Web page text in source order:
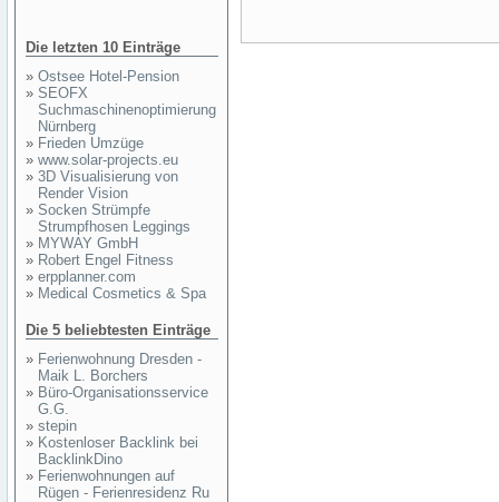
Die letzten 10 Einträge
» Ostsee Hotel-Pension
» SEOFX
Suchmaschinenoptimierung
Nürnberg
» Frieden Umzüge
» www.solar-projects.eu
» 3D Visualisierung von
Render Vision
» Socken Strümpfe
Strumpfhosen Leggings
» MYWAY GmbH
» Robert Engel Fitness
» erpplanner.com
» Medical Cosmetics & Spa
Die 5 beliebtesten Einträge
» Ferienwohnung Dresden -
Maik L. Borchers
» Büro-Organisationsservice
G.G.
» stepin
» Kostenloser Backlink bei
BacklinkDino
» Ferienwohnungen auf
Rügen - Ferienresidenz Ru